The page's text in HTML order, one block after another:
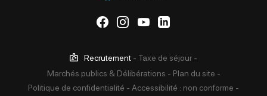
Suivez-nous sur Facebook
Suivez-nous sur
Suivez-nous sur
Suivez-nous sur
Recrutement - Taxe de séjour -
Marchés publics & Délibérations - Plan du site -
Politique de confidentialité - Accessibilité : non conforme -